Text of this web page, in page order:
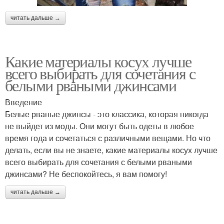
читать дальше →
Какие материалы косух лучше
всего выбирать для сочетания с
белыми рваными джинсами
Введение
Белые рваные джинсы - это классика, которая никогда
не выйдет из моды. Они могут быть одеты в любое
время года и сочетаться с различными вещами. Но что
делать, если вы не знаете, какие материалы косух лучше
всего выбирать для сочетания с белыми рваными
джинсами? Не беспокойтесь, я вам помогу!
читать дальше →